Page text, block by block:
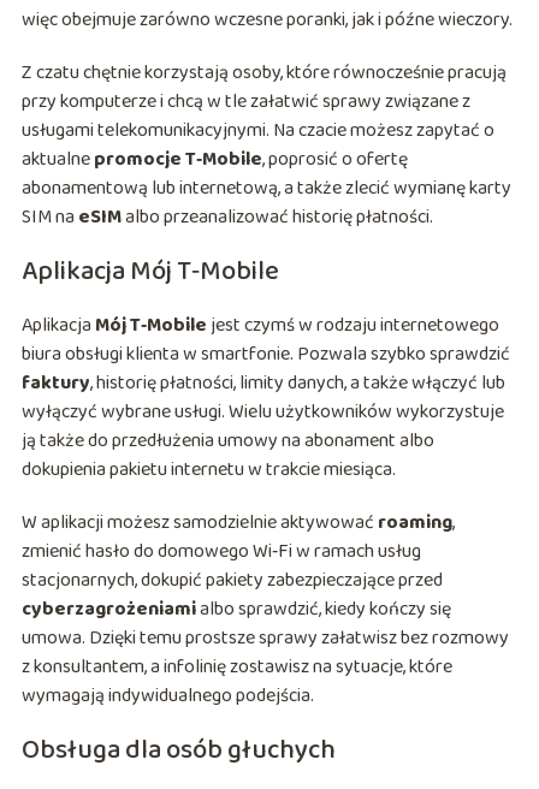
więc obejmuje zarówno wczesne poranki, jak i późne wieczory.
Z czatu chętnie korzystają osoby, które równocześnie pracują
przy komputerze i chcą w tle załatwić sprawy związane z
usługami telekomunikacyjnymi. Na czacie możesz zapytać o
aktualnepromocje T‑Mobile, poprosić o ofertę
abonamentową lub internetową, a także zlecić wymianę karty
SIM na eSIMalbo przeanalizować historię płatności.
Aplikacja Mój T‑Mobile
Aplikacja Mój T‑Mobilejest czymś w rodzaju internetowego
biura obsługi klienta w smartfonie. Pozwala szybko sprawdzić
faktury, historię płatności, limity danych, a także włączyć lub
wyłączyć wybrane usługi. Wielu użytkowników wykorzystuje
ją także do przedłużenia umowy na abonament albo
dokupienia pakietu internetu w trakcie miesiąca.
W aplikacji możesz samodzielnie aktywować roaming,
zmienić hasło do domowego Wi‑Fi w ramach usług
stacjonarnych, dokupić pakiety zabezpieczające przed
cyberzagrożeniamialbo sprawdzić, kiedy kończy się
umowa. Dzięki temu prostsze sprawy załatwisz bez rozmowy
z konsultantem, a infolinię zostawisz na sytuacje, które
wymagają indywidualnego podejścia.
Obsługa dla osób głuchych